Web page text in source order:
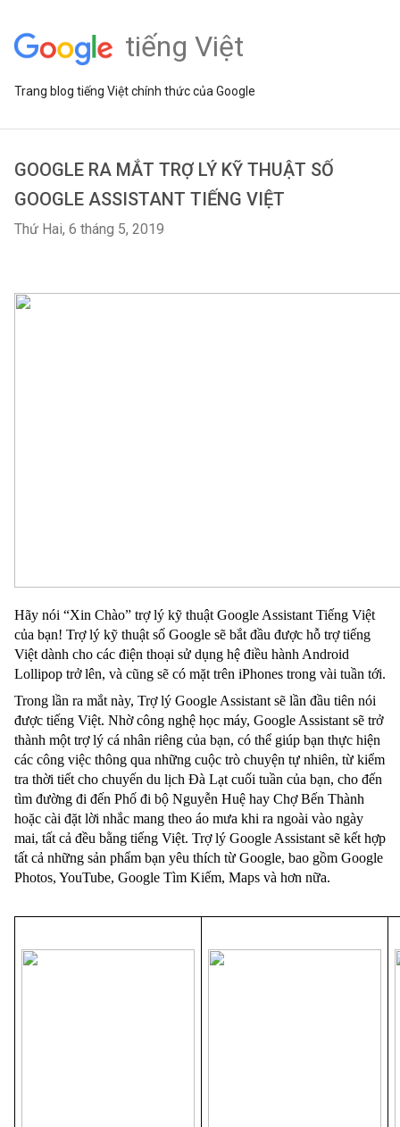
tiếng Việt
Trang blog tiếng Việt chính thức của Google
GOOGLE RA MẮT TRỢ LÝ KỸ THUẬT SỐ
GOOGLE ASSISTANT TIẾNG VIỆT
Thứ Hai, 6 tháng 5, 2019
Hãy nói “Xin Chào” trợ lý kỹ thuật Google Assistant Tiếng Việt
của bạn! Trợ lý kỹ thuật số Google sẽ bắt đầu được hỗ trợ tiếng
Việt dành cho các điện thoại sử dụng hệ điều hành Android
Lollipop trở lên, và cũng sẽ có mặt trên iPhones trong vài tuần tới.
Trong lần ra mắt này, Trợ lý Google Assistant sẽ lần đầu tiên nói
được tiếng Việt. Nhờ công nghệ học máy, Google Assistant sẽ trở
thành một trợ lý cá nhân riêng của bạn, có thể giúp bạn thực hiện
các công việc thông qua những cuộc trò chuyện tự nhiên, từ kiểm
tra thời tiết cho chuyến du lịch Đà Lạt cuối tuần của bạn, cho đến
tìm đường đi đến Phố đi bộ Nguyễn Huệ hay Chợ Bến Thành
hoặc cài đặt lời nhắc mang theo áo mưa khi ra ngoài vào ngày
mai, tất cả đều bằng tiếng Việt. Trợ lý Google Assistant sẽ kết hợp
tất cả những sản phẩm bạn yêu thích từ Google, bao gồm Google
Photos, YouTube, Google Tìm Kiếm, Maps và hơn nữa.